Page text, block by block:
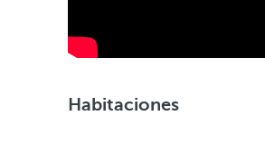
Habitaciones